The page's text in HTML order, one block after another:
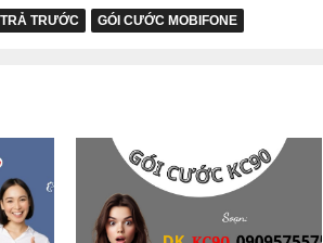
TRƯỚC GÓI CƯỚC MOBIFONE